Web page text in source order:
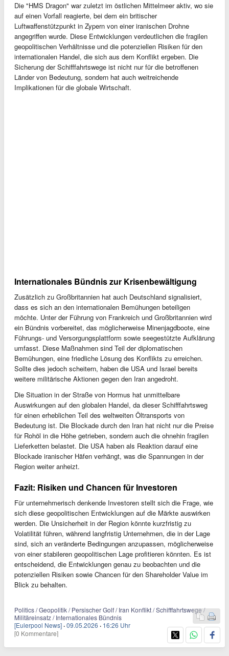
Die "HMS Dragon" war zuletzt im östlichen Mittelmeer aktiv, wo sie
auf einen Vorfall reagierte, bei dem ein britischer
Luftwaffenstützpunkt in Zypern von einer iranischen Drohne
angegriffen wurde. Diese Entwicklungen verdeutlichen die fragilen
geopolitischen Verhältnisse und die potenziellen Risiken für den
internationalen Handel, die sich aus dem Konflikt ergeben. Die
Sicherung der Schifffahrtswege ist nicht nur für die betroffenen
Länder von Bedeutung, sondern hat auch weitreichende
Implikationen für die globale Wirtschaft.
Internationales Bündnis zur Krisenbewältigung
Zusätzlich zu Großbritannien hat auch Deutschland signalisiert,
dass es sich an den internationalen Bemühungen beteiligen
möchte. Unter der Führung von Frankreich und Großbritannien wird
ein Bündnis vorbereitet, das möglicherweise Minenjagdboote, eine
Führungs- und Versorgungsplattform sowie seegestützte Aufklärung
umfasst. Diese Maßnahmen sind Teil der diplomatischen
Bemühungen, eine friedliche Lösung des Konflikts zu erreichen.
Sollte dies jedoch scheitern, haben die USA und Israel bereits
weitere militärische Aktionen gegen den Iran angedroht.
Die Situation in der Straße von Hormus hat unmittelbare
Auswirkungen auf den globalen Handel, da dieser Schifffahrtsweg
für einen erheblichen Teil des weltweiten Öltransports von
Bedeutung ist. Die Blockade durch den Iran hat nicht nur die Preise
für Rohöl in die Höhe getrieben, sondern auch die ohnehin fragilen
Lieferketten belastet. Die USA haben als Reaktion darauf eine
Blockade iranischer Häfen verhängt, was die Spannungen in der
Region weiter anheizt.
Fazit: Risiken und Chancen für Investoren
Für unternehmerisch denkende Investoren stellt sich die Frage, wie
sich diese geopolitischen Entwicklungen auf die Märkte auswirken
werden. Die Unsicherheit in der Region könnte kurzfristig zu
Volatilität führen, während langfristig Unternehmen, die in der Lage
sind, sich an veränderte Bedingungen anzupassen, möglicherweise
von einer stabileren geopolitischen Lage profitieren könnten. Es ist
entscheidend, die Entwicklungen genau zu beobachten und die
potenziellen Risiken sowie Chancen für den Shareholder Value im
Blick zu behalten.
Politics / Geopolitik / Persischer Golf / Iran Konflikt / Schifffahrtswege /
Militäreinsatz / Internationales Bündnis
[Eulerpool News] ·09.05.2026 · 16:26 Uhr
[0 Kommentare]